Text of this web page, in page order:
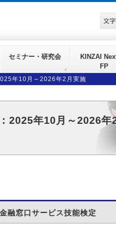
セミナー・研究会
KINZAI
FP
年10月～2026年2月実施
2025年10月～2026年
融窓口サービス技能検定